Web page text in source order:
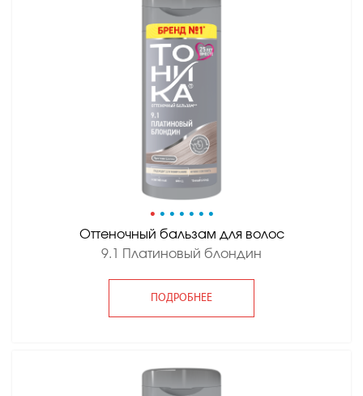
• • • • • • •
Оттеночный бальзам для волос
9.1 Платиновый блондин
ПОДРОБНЕЕ